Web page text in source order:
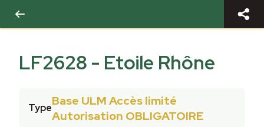
LF2628 - Etoile Rhône
TypeBase ULM Accès limité
Autorisation OBLIGATOIRE